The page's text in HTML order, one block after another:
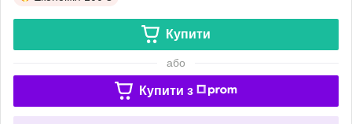
Купити
або
Купити з